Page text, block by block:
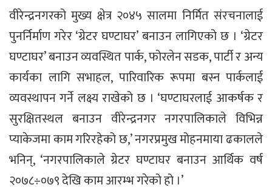
वीरेन्द्रनगरको मुख्य क्षेत्र २०४५ सालमा निर्मित संरचनालाई
पुनर्निर्माण गरेर ‘ग्रेटर घण्टाघर’ बनाउन लागिएको छ । ‘ग्रेटर
घण्टाघर’ बनाउन व्यवस्थित पार्क, फोरलेन सडक, पार्टी र अन्य
कार्यका लागि सभाहल, पारिवारिक रूपमा बस्न पार्कलाई
व्यवस्थापन गर्ने लक्ष्य राखेको छ । ‘घण्टाघरलाई आकर्षक र
सुरक्षितस्थल बनाउन वीरेन्द्रनगर नगरपालिकाले विभिन्न
प्याकेजमा काम गरिरहेको छ,’ नगरप्रमुख मोहनमाया ढकालले
भनिन्, ‘नगरपालिकाले ग्रेटर घण्टाघर बनाउन आर्थिक वर्ष
२०७८÷०७९ देखि काम आरम्भ गरेको हो ।’